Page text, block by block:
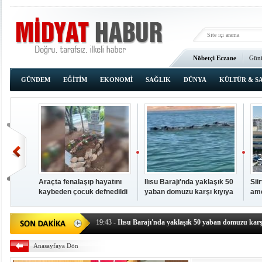
Nöbetçi Eczane
Ana Sayfa
GÜNDEM
EĞİTİM EKONOMİ SAĞLIK DÜNYA KÜLTÜR &
Araçta fenalaşıp hayatını
kaybeden çocuk defnedildi
Ilısu Barajı'nda yaklaşık 50
yaban domuzu karşı kıyıya
- OKUMAK İÇİN TIKLAYIN
19:43 - Ilısu Barajı'nda yaklaşık 50 yaban domuzu
19:42- Hacıoğlu: UMKE ekipleri bilgi, cesaret ve
19:08- HÜDA PAR Şırnak il başkanı Yalçın:
Anasayfaya Dön